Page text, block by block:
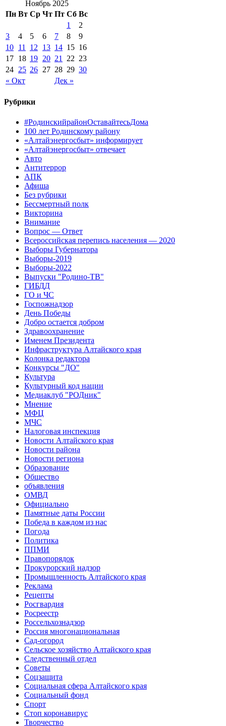
Ноябрь 2025
Пн Вт Ср Чт Пт Сб Вс
« Окт Дек »
1
2
3
4 5 6 7 8
9
10 11 12 13 14 15 16
17 18 19 20 21 22 23
24 25 26 27 28 29 30
Рубрики
#РодинскийрайонОставайтесьДома
100 лет Родинскому району
«Алтайэнергосбыт» информирует
«Алтайэнергосбыт» отвечает
Авто
Антитеррор
АПК
Афиша
Без рубрики
Бессмертный полк
Викторина
Внимание
Вопрос — Ответ
Всероссийская перепись населения — 2020
Выборы Губернатора
Выборы-2019
Выборы-2022
Выпуски "Родино-ТВ"
ГИБДД
ГО и ЧС
Госпожнадзор
День Победы
Добро остается добром
Здравоохранение
Именем Президента
Инфраструктура Алтайского края
Колонка редактора
Конкурсы "ДО"
Культура
Культурный код нации
Медиаклуб "РОДник"
Мнение
МФЦ
МЧС
Налоговая инспекция
Новости Алтайского края
Новости района
Новости региона
Образование
Общество
объявления
ОМВД
Официально
Памятные даты России
Победа в каждом из нас
Погода
Политика
ППМИ
Правопорядок
Прокурорский надзор
Промышленность Алтайского края
Реклама
Рецепты
Росгвардия
Росреестр
Россельхознадзор
Россия многонациональная
Сад-огород
Сельское хозяйство Алтайского края
Следственный отдел
Советы
Соцзащита
Социальная сфера Алтайского края
Социальный фонд
Спорт
Стоп коронавирус
Творчество